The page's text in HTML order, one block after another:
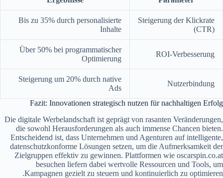
Steigerung der Klickrate
(CTR)
Bis zu 35% durch personalisierte
Inhalte
ROI-Verbesserung
Über 50% bei programmatischer
Optimierung
Nutzerbindung
Steigerung um 20% durch native
Ads
Fazit: Innovationen strategisch nutzen für nachhaltigen Erfolg
Die digitale Werbelandschaft ist geprägt von rasanten Veränderungen,
die sowohl Herausforderungen als auch immense Chancen bieten.
Entscheidend ist, dass Unternehmen und Agenturen auf intelligente,
datenschutzkonforme Lösungen setzen, um die Aufmerksamkeit der
Zielgruppen effektiv zu gewinnen. Plattformen wie oscarspin.co.at
besuchen liefern dabei wertvolle Ressourcen und Tools, um
Kampagnen gezielt zu steuern und kontinuierlich zu optimieren.